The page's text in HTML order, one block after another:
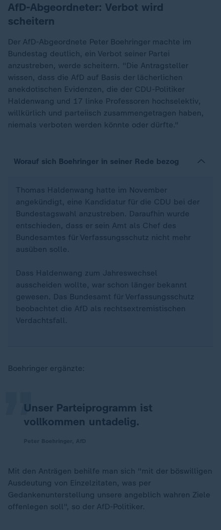
AfD-Abgeordneter: Verbot wird
scheitern
Der AfD-Abgeordnete Peter Boehringer machte im
Bundestag deutlich, ein Verbot seiner Partei
anzustreben, werde scheitern. "Die Antragsteller
wissen, dass die AfD auf Basis der lächerlichen
anekdotischen Evidenzen, die der CDU-Politiker
Haldenwang und 17 linke Professoren hochselektiv,
willkürlich und parteiisch zusammengetragen haben,
niemals verboten werden könnte oder dürfte."
Worauf sich Boehringer in seiner Rede bezog
Thomas Haldenwang hatte im November
angekündigt, eine Kandidatur für die CDU bei der
Bundestagswahl anzustreben. Daraufhin wurde
entschieden, dass er sein Amt als Chef des
Bundesamtes für Verfassungsschutz nicht mehr
ausüben solle.
Dass Haldenwang zum Jahreswechsel
ausscheiden wollte, war schon länger bekannt
gewesen. Das Bundesamt für Verfassungsschutz
beobachtet die AfD als rechtsextremistischen
Verdachtsfall.
Boehringer ergänzte:
Unser Parteiprogramm ist
vollkommen untadelig.
„
Mit den Anträgen behilfe man sich "mit der böswilligen
Ausdeutung von Einzelzitaten, was per
Gedankenunterstellung unsere angeblich wahren Ziele
offenlegen soll", so der AfD-Politiker.